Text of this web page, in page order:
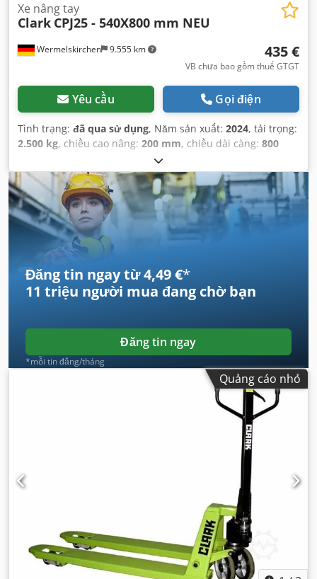
Wermelskirchen 9.555 km
Xe nâng tay
Clark CPJ25 - 540X800 mm NEU
435 €
VB chưa bao gồm thuế GTGT
Yêu cầu Gọi điện
Tình trạng: đã qua sử dụng, Năm sản xuất: 2024, tải trọng:
2.500 kg, chiều cao nâng: 200 mm, chiều dài càng: 800
Handbetrieb
Đăng tin ngay từ 4,49 €*
11 triệu người mua đang chờ bạn
Đăng tin ngay
*mỗi tin đăng/tháng
Quảng cáo nhỏ